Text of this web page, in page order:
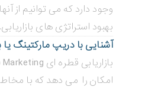
وجود دارد که می توانیم از
بهبود استراتژی های
آشنایی با دریپ مارکتینگ یا
امکان را می دهد که با